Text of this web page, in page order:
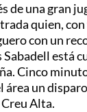
de una gran
quien,
con un
está
Cinco
un
Alta.